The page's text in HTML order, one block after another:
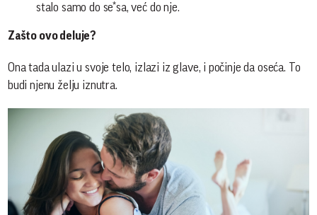
stalo samo do se*sa, već do nje.
Zašto ovo deluje?
Ona tada ulazi u svoje telo, izlazi iz glave, i počinje da oseća. To
budi njenu želju iznutra.